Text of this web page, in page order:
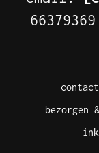
contact
bezorgen